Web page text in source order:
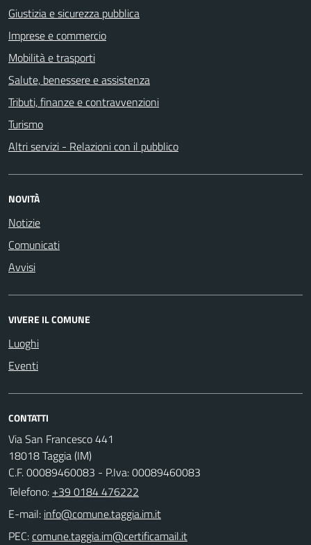
Giustizia e sicurezza pubblica
Imprese e commercio
Mobilità e trasporti
Salute, benessere e assistenza
Tributi, finanze e contravvenzioni
Turismo
Altri servizi - Relazioni con il pubblico
NOVITÀ
Notizie
Comunicati
Avvisi
VIVERE IL COMUNE
Luoghi
Eventi
CONTATTI
Via San Francesco 441
18018 Taggia (IM)
C.F. 00089460083 - P.Iva: 00089460083
Telefono: +39 0184 476222
E-mail:
PEC: